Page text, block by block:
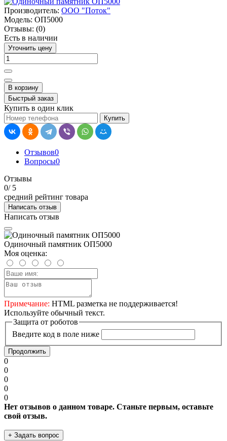
Производитель: ООО "Поток"
Модель: ОП5000
Отзывы: (0)
Есть в наличии
Уточнить цену
В корзину
Быстрый заказ
Купить в один клик
Купить
Отзывов0
Вопросы0
Отзывы
0/ 5
средний рейтинг товара
Написать отзыв
Написать отзыв
Одиночный памятник ОП5000
Моя оценка:
Примечание: HTML разметка не поддерживается!
Используйте обычный текст.
Защита от роботов
Введите код в поле ниже
Продолжить
0
0
0
0
0
Нет отзывов о данном товаре. Станьте первым, оставьте
свой отзыв.
+ Задать вопрос